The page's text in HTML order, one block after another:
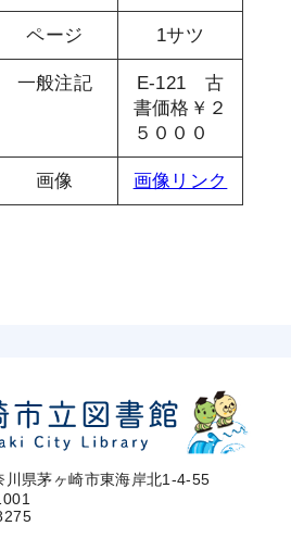
ページ 1サツ
一般注記
E-121 古
書価格￥２
５０００
画像 画像リンク
川県茅ヶ崎市東海岸北1-4-55